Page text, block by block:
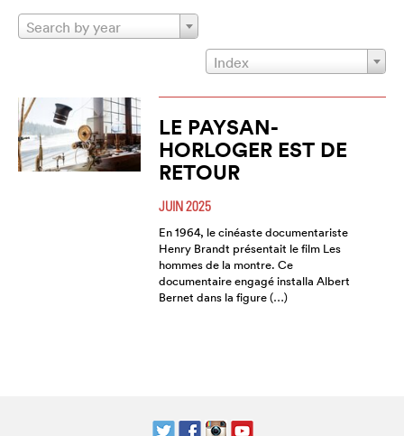
Search by year
Index
LE PAYSAN-
HORLOGER EST DE
RETOUR
JUIN 2025
En 1964, le cinéaste documentariste
Henry Brandt présentait le film Les
hommes de la montre. Ce
documentaire engagé installa Albert
Bernet dans la figure (…)